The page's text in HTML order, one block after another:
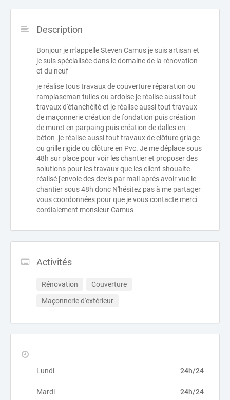
Description
Bonjour je m'appelle Steven Camus je suis artisan et
je suis spécialisée dans le domaine de la rénovation
et du neuf
je réalise tous travaux de couverture réparation ou
ramplaseman tuiles ou ardoise je réalise aussi tout
travaux d'étanchéité et je réalise aussi tout travaux
de maçonnerie création de fondation puis création
de muret en parpaing puis création de dalles en
béton .je réalise aussi tout travaux de clôture griage
ou grille rigide ou clôture en Pvc. Je me déplace sous
48h sur place pour voir les chantier et proposer des
solutions pour les travaux que les client shouaite
réalisé j'envoie des devis par mail après avoir vue le
chantier sous 48h donc N'hésitez pas à me partager
vous coordonnées pour que je vous contacte merci
cordialement monsieur Camus
Activités
Rénovation
Couverture
Maçonnerie d'extérieur
Lundi 24h/24
Mardi 24h/24